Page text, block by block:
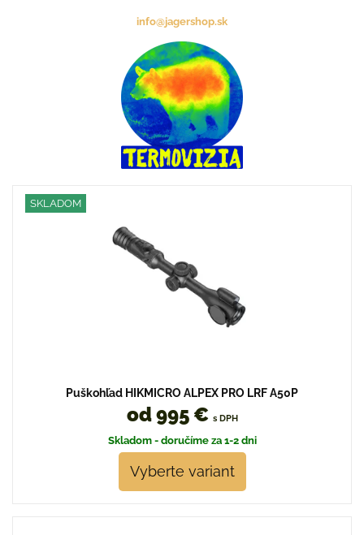
info@jagershop.sk
SKLADOM
Puškohľad HIKMICRO ALPEX PRO LRF A50P
od 995 € s DPH
Skladom - doručíme za 1-2 dni
Vyberte variant